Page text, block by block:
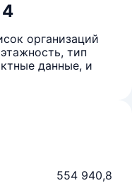
организаций
тип
данные, и
554 940,8